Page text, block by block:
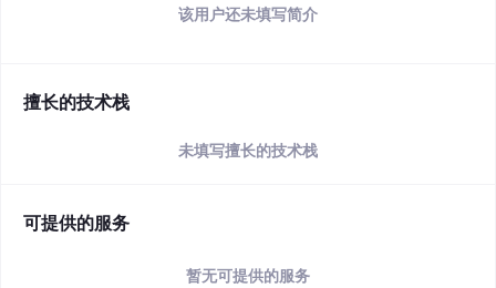
该用户还未填写简介
擅长的技术栈
未填写擅长的技术栈
可提供的服务
暂无可提供的服务